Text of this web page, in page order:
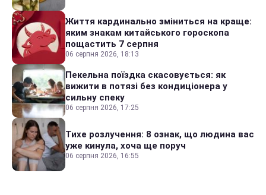
Життя кардинально зміниться на краще:
яким знакам китайського гороскопа
пощастить 7 серпня
06 серпня 2026, 18:13
Пекельна поїздка скасовується: як
вижити в потязі без кондиціонера у
сильну спеку
06 серпня 2026, 17:25
Тихе розлучення: 8 ознак, що людина вас
уже кинула, хоча ще поруч
06 серпня 2026, 16:55